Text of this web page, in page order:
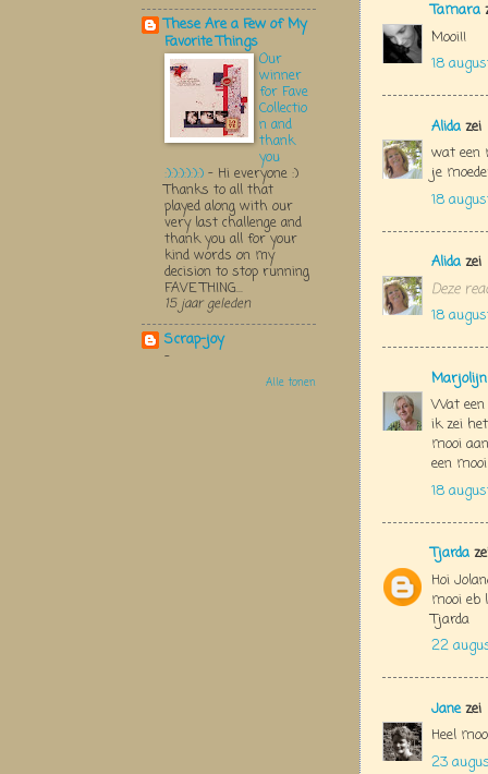
Tamara
Mooi!!
18
Alida zei
wat een
je
18
Alida zei
Deze
18
Wat
ik zei
mooi
een
18
Tjarda
Hoi
mooi eb
Tjarda
22
Janezei
Heel
23
These Are a Few of My
Favorite Things
Our
winner
for Fave
Collectio
n and
thank
you
:):):):):):) - Hi everyone :)
Thanks to all that
played along with our
very last challenge and
thank you all for your
kind words on my
decision to stop running
FAVE THING...
15 jaar geleden
Scrap-joy
-
Alle tonen